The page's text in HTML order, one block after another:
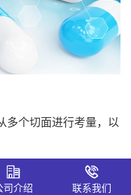
多个切面进行考量，以
由于药品研发、临床试
何关于研发进展受阻、
司介绍 联系我们